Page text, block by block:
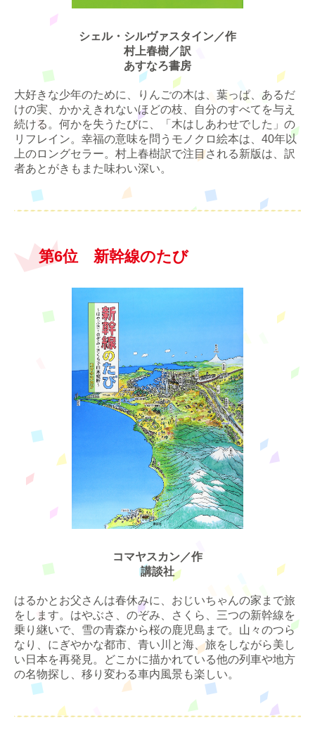
シェル・シルヴァスタイン／作
村上春樹／訳
あすなろ書房
大好きな少年のために、りんごの木は、葉っぱ、あるだ
けの実、かかえきれないほどの枝、自分のすべてを与え
続ける。何かを失うたびに、「木はしあわせでした」の
リフレイン。幸福の意味を問うモノクロ絵本は、40年以
上のロングセラー。村上春樹訳で注目される新版は、訳
者あとがきもまた味わい深い。
第6位 新幹線のたび
コマヤスカン／作
講談社
はるかとお父さんは春休みに、おじいちゃんの家まで旅
をします。はやぶさ、のぞみ、さくら、三つの新幹線を
乗り継いで、雪の青森から桜の鹿児島まで。山々のつら
なり、にぎやかな都市、青い川と海、旅をしながら美し
い日本を再発見。どこかに描かれている他の列車や地方
の名物探し、移り変わる車内風景も楽しい。